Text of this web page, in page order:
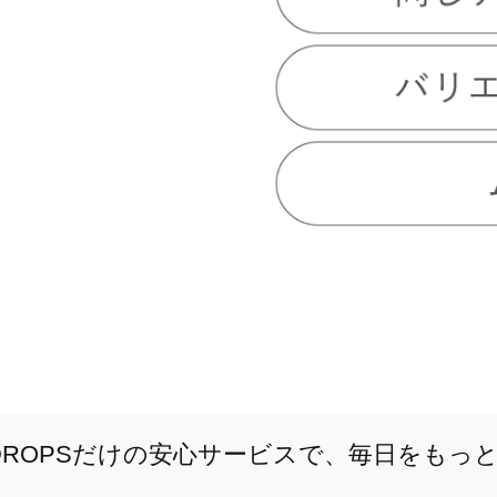
だけの安心サービスで、毎日をもっ